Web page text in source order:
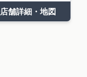
店舗詳細・地図